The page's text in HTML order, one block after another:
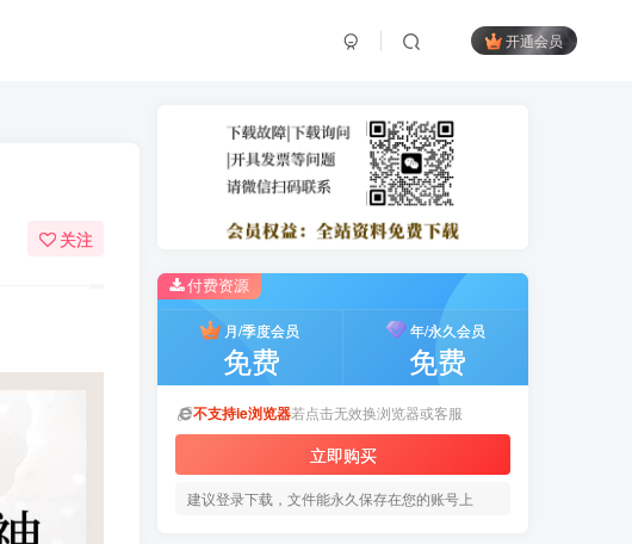
开通会员
关注
付费资源
月/季度会员
免费
年/永久会员
免费
不支持ie浏览器若点击无效换浏览器或客服
立即购买
建议登录下载，文件能永久保存在您的账号上